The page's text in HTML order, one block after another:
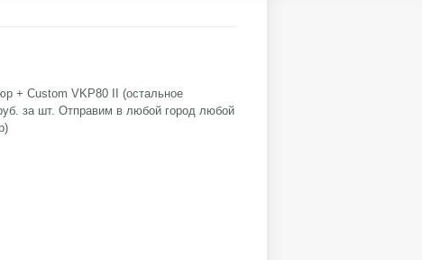
+ Custom VKP80 II (остальное
за шт. Отправим в любой город любой